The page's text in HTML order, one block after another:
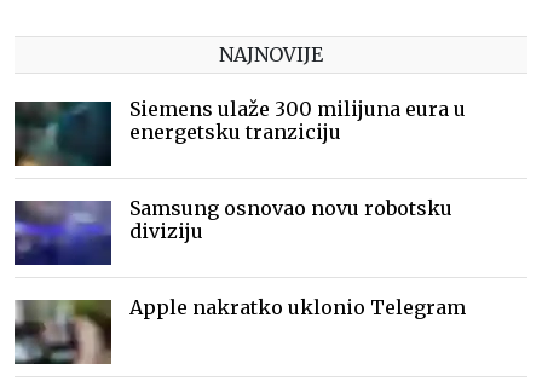
NAJNOVIJE
Siemens ulaže 300 milijuna eura u
energetsku tranziciju
Samsung osnovao novu robotsku
diviziju
Apple nakratko uklonio Telegram